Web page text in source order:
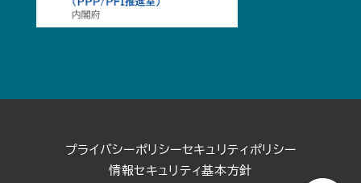
プライバシーポリシーセキュリティポリシー
情報セキュリティ基本方針